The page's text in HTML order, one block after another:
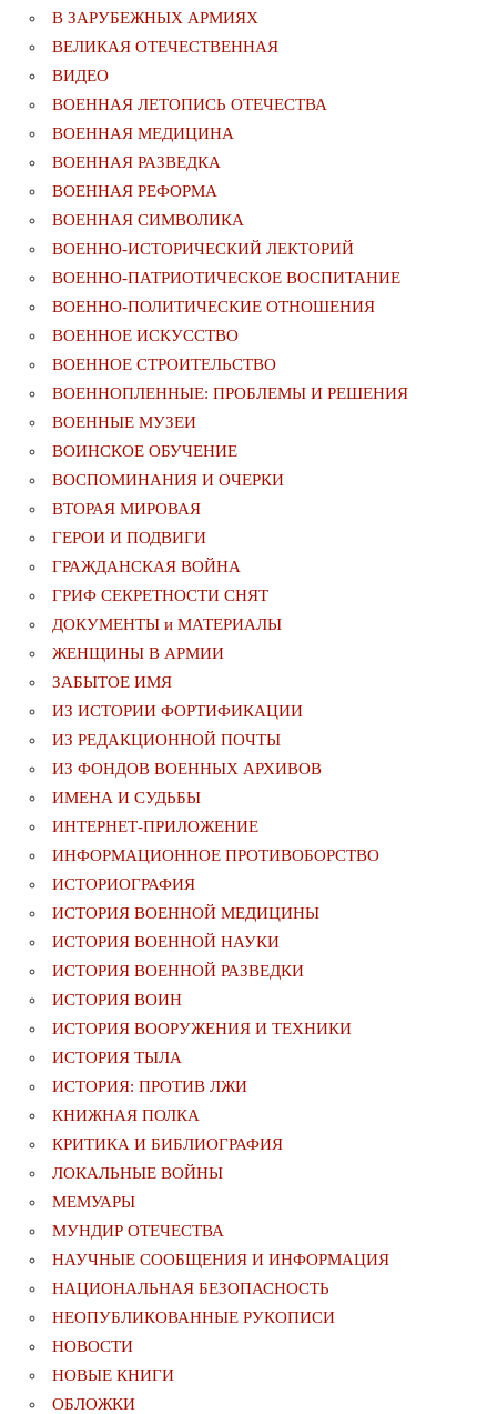
В ЗАРУБЕЖНЫХ АРМИЯХ
ВЕЛИКАЯ ОТЕЧЕСТВЕННАЯ
ВИДЕО
ВОЕННАЯ ЛЕТОПИСЬ ОТЕЧЕСТВА
ВОЕННАЯ МЕДИЦИНА
ВОЕННАЯ РАЗВЕДКА
ВОЕННАЯ РЕФОРМА
ВОЕННАЯ СИМВОЛИКА
ВОЕННО-ИСТОРИЧЕСКИЙ ЛЕКТОРИЙ
ВОЕННО-ПАТРИОТИЧЕСКОЕ ВОСПИТАНИЕ
ВОЕННО-ПОЛИТИЧЕСКИE ОТНОШЕНИЯ
ВОЕННОЕ ИСКУССТВО
ВОЕННОЕ СТРОИТЕЛЬСТВО
ВОЕННОПЛЕННЫЕ: ПРОБЛЕМЫ И РЕШЕНИЯ
ВОЕННЫЕ МУЗЕИ
ВОИНСКОЕ ОБУЧЕНИЕ
ВОСПОМИНАНИЯ И ОЧЕРКИ
ВТОРАЯ МИРОВАЯ
ГЕРОИ И ПОДВИГИ
ГРАЖДАНСКАЯ ВОЙНА
ГРИФ СЕКРЕТНОСТИ СНЯТ
ДОКУМЕНТЫ и МАТЕРИАЛЫ
ЖЕНЩИНЫ В АРМИИ
ЗАБЫТОЕ ИМЯ
ИЗ ИСТОРИИ ФОРТИФИКАЦИИ
ИЗ РЕДАКЦИОННОЙ ПОЧТЫ
ИЗ ФОНДОВ ВОЕННЫХ АРХИВОВ
ИМЕНА И СУДЬБЫ
ИНТЕРНЕТ-ПРИЛОЖЕНИЕ
ИНФОРМАЦИОННОЕ ПРОТИВОБОРСТВО
ИСТОРИОГРАФИЯ
ИСТОРИЯ ВОЕННОЙ МЕДИЦИНЫ
ИСТОРИЯ ВОЕННОЙ НАУКИ
ИСТОРИЯ ВОЕННОЙ РАЗВЕДКИ
ИСТОРИЯ ВОИН
ИСТОРИЯ ВООРУЖЕНИЯ И ТЕХНИКИ
ИСТОРИЯ ТЫЛА
ИСТОРИЯ: ПРОТИВ ЛЖИ
КНИЖНАЯ ПОЛКА
КРИТИКА И БИБЛИОГРАФИЯ
ЛОКАЛЬНЫЕ ВОЙНЫ
МЕМУАРЫ
МУНДИР ОТЕЧЕСТВА
НАУЧНЫЕ СООБЩЕНИЯ И ИНФОРМАЦИЯ
НАЦИОНАЛЬНАЯ БЕЗОПАСНОСТЬ
НЕОПУБЛИКОВАННЫЕ РУКОПИСИ
НОВОСТИ
НОВЫЕ КНИГИ
ОБЛОЖКИ